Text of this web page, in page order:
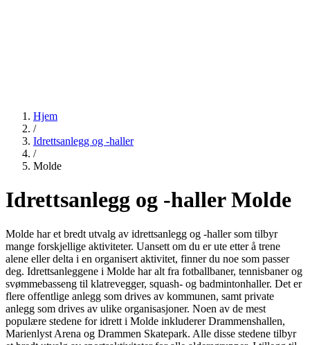
Hjem
/
Idrettsanlegg og -haller
/
Molde
Idrettsanlegg og -haller Molde
Molde har et bredt utvalg av idrettsanlegg og -haller som tilbyr
mange forskjellige aktiviteter. Uansett om du er ute etter å trene
alene eller delta i en organisert aktivitet, finner du noe som passer
deg. Idrettsanleggene i Molde har alt fra fotballbaner, tennisbaner og
svømmebasseng til klatrevegger, squash- og badmintonhaller. Det er
flere offentlige anlegg som drives av kommunen, samt private
anlegg som drives av ulike organisasjoner. Noen av de mest
populære stedene for idrett i Molde inkluderer Drammenshallen,
Marienlyst Arena og Drammen Skatepark. Alle disse stedene tilbyr